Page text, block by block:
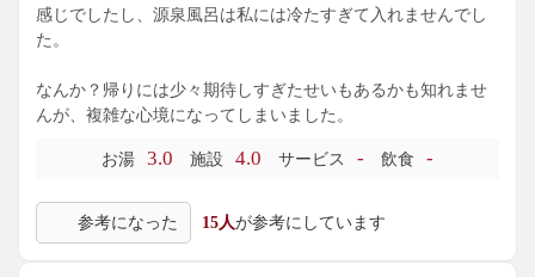
感じでしたし、源泉風呂は私には冷たすぎて入れませんでし
た。
なんか？帰りには少々期待しすぎたせいもあるかも知れませ
んが、複雑な心境になってしまいました。
お湯 3.0 施設 4.0 サービス - 飲食 -
参考になった 15人が参考にしています